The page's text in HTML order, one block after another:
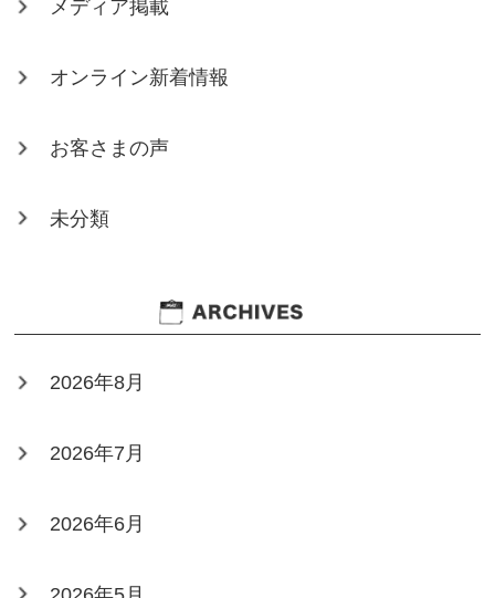
メディア掲載
オンライン新着情報
お客さまの声
未分類
2026年8月
2026年7月
2026年6月